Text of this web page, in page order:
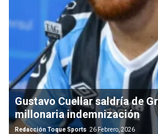
Gustavo Cuellar saldría de
millonaria indemnización
Redacción Toque Sports 26 Febrero, 2026